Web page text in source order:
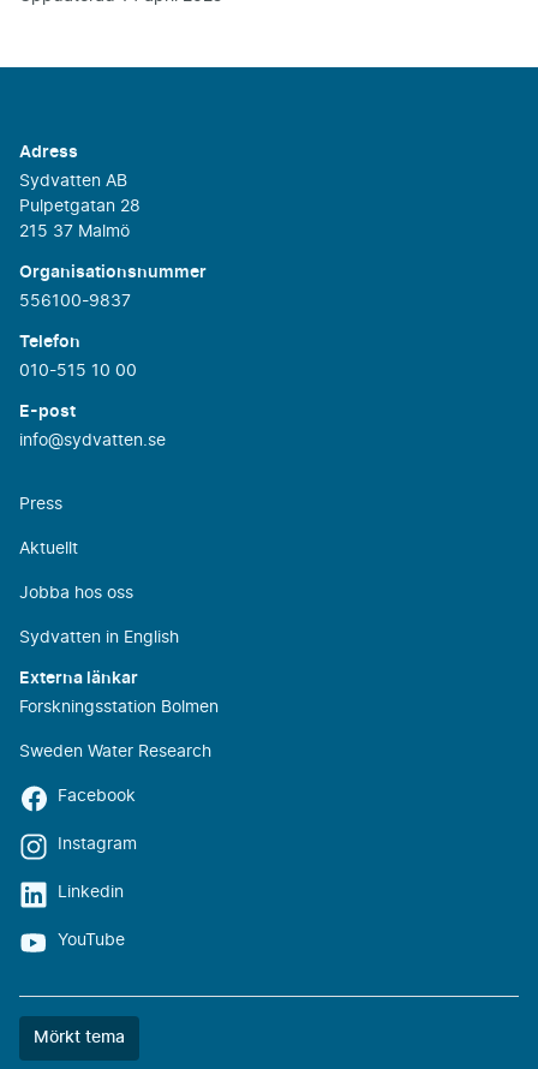
Adress
Sydvatten AB
Pulpetgatan 28
215 37 Malmö
Organisationsnummer
556100-9837
Telefon
010-515 10 00
E-post
info@sydvatten.se
Press
Aktuellt
Jobba hos oss
Sydvatten in English
Externa länkar
Forskningsstation Bolmen
Sweden Water Research
Facebook
Instagram
Linkedin
YouTube
Färgtemat
Mörkt tema